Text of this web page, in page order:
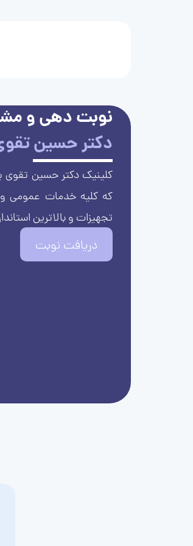
نوبت دهی و
دکتر حسین
کلینیک دکتر حسین تقوی
که کلیه خدمات عمومی و
تجهیزات و بالاترین
دریافت نوبت